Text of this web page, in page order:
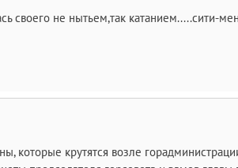
своего не нытьем,так катанием.....сити-
которые крутятся возле